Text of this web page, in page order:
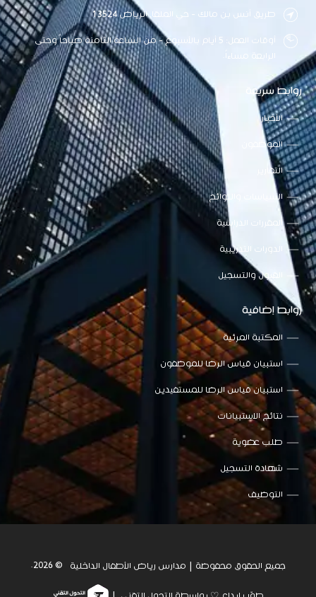
طريق أنس بن مالك - حي الملقا, الرياض 13524
أوقات العمل: 5 أيام بالأسبوع - من الساعة الثامنة صباحاً وحتى
الرابعة مساءاً.
روابط سريعة
الأخبار
الموظفون
التقارير
السياسات واللوائح
المقررات الدراسية
الدورات التدريبية
القبول والتسجيل
روابط إضافية
المكتبة المرئية
استبيان قياس الرضا للموظفون
استبيان قياس الرضا للمستفيدين
نتائج الاستبيانات
طلب عضوية
شهادة التسجيل
التوظيف
جميع الحقوق محفوظة | مدارس رياض الأطفال الداخلية © 2026.